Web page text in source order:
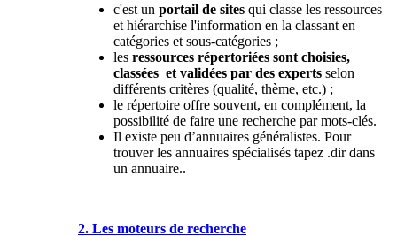
c'est un portail de sites qui classe les ressources
et hiérarchise l'information en la classant en
catégories et sous-catégories ;
les ressources répertoriées sont choisies,
classées et validées par des experts selon
différents critères (qualité, thème, etc.) ;
le répertoire offre souvent, en complément, la
possibilité de faire une recherche par mots-clés.
Il existe peu d’annuaires généralistes. Pour
trouver les annuaires spécialisés tapez .dir dans
un annuaire..
2. Les moteurs de recherche